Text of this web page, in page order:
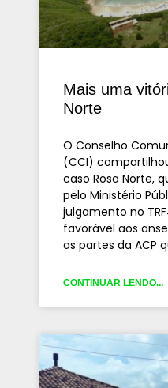
Mais uma
Norte
O Conselho
(CCI)
caso Rosa Norte,
pelo Ministério
julgamento no
favorável aos
as partes da ACP
CONTINUAR LENDO...